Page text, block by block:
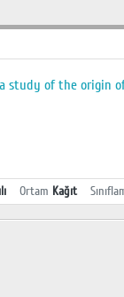
a study of the
Ortam Kağıt